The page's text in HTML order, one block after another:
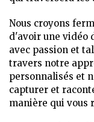
Nous croyons
d'avoir une vidéo
avec passion et
travers notre
personnalisés et
capturer et
manière qui vous